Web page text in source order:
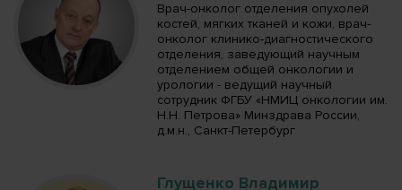
Врач-онколог отделения опухолей
костей, мягких тканей и кожи, врач-
онколог клинико-диагностического
отделения, заведующий научным
отделением общей онкологии и
урологии - ведущий научный
сотрудник ФГБУ «НМИЦ онкологии им.
Н.Н. Петрова» Минздрава России,
д.м.н., Санкт-Петербург
Глущенко Владимир